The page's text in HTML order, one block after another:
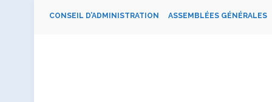
CONSEIL D’ADMINISTRATION ASSEMBLÉES